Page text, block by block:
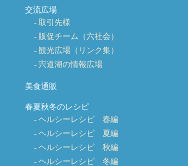
交流広場
取引先様
販促チーム（六社会）
観光広場（リンク集）
宍道湖の情報広場
美食通販
春夏秋冬のレシピ
ヘルシーレシピ 春編
ヘルシーレシピ 夏編
ヘルシーレシピ 秋編
ヘルシーレシピ 冬編